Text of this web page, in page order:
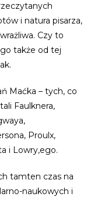
i natura pisarza,
Czy to
go także od tej
Maćka – tych, co
Faulknera,
Proulx,
i Lowry,ego.
tamten czas na
naukowych i